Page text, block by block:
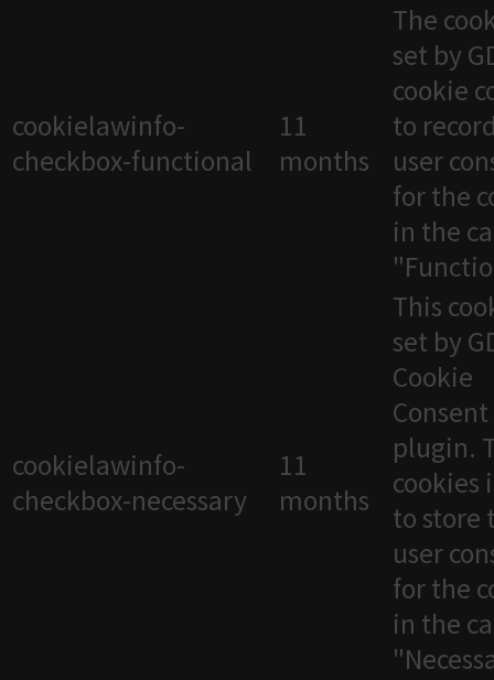
cookielawinfo-
checkbox-functional
11
months
The
set by
cookie
to
user
for the
in the
cookielawinfo-
checkbox-necessary
11
months
This
set by
Cookie
Consent
plugin.
cookies
to store
user
for the
in the